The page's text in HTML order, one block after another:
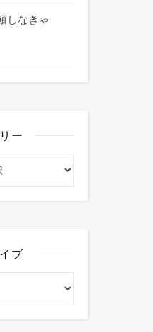
しなきゃ
ー
ブ